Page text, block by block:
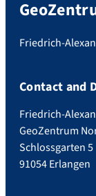
Friedrich-
Contact and
Friedrich-
GeoZentrum
Schlossgarten 5
91054 Erlangen